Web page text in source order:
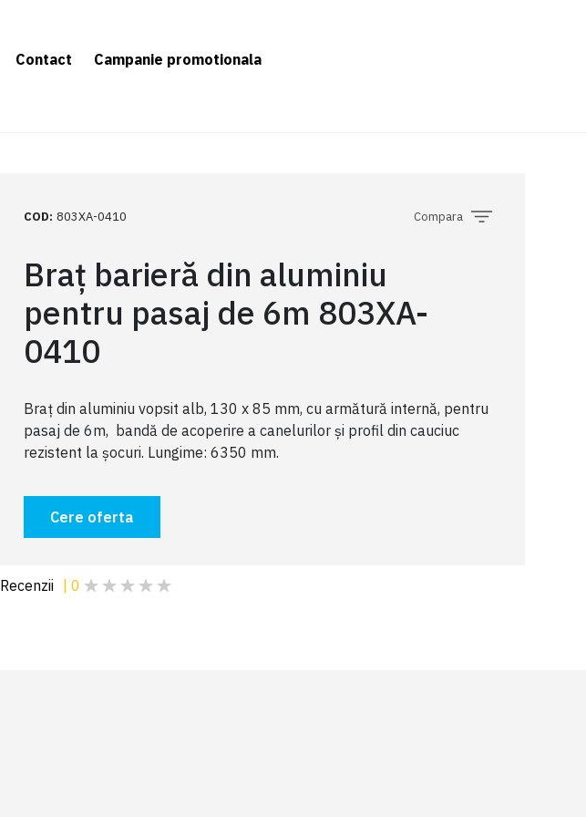
Contact
Campanie promotionala
COD: 803XA-0410 Compara
Braț barieră din aluminiu
pentru pasaj de 6m 803XA-
0410
Braț din aluminiu vopsit alb, 130 x 85 mm, cu armătură internă, pentru
pasaj de 6m, bandă de acoperire a canelurilor și profil din cauciuc
rezistent la șocuri. Lungime: 6350 mm.
Cere oferta
Recenzii 0